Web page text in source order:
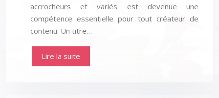
accrocheurs et variés est devenue une
compétence essentielle pour tout créateur de
contenu. Un titre…
Lire la suite